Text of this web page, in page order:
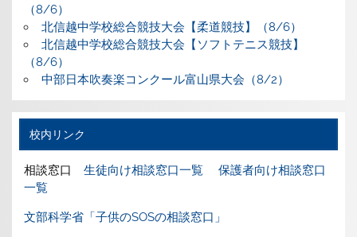
（8/6）
北信越中学校総合競技大会【柔道競技】（8/6）
北信越中学校総合競技大会【ソフトテニス競技】
（8/6）
中部日本吹奏楽コンクール富山県大会（8/2）
校内リンク
相談窓口生徒向け相談窓口一覧
保護者向け相談窓口
一覧
文部科学省「子供のSOSの相談窓口」